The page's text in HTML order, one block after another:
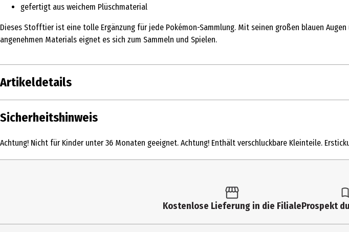
gefertigt aus weichem Plüschmaterial
Dieses Stofftier ist eine tolle Ergänzung für jede Pokémon-Sammlung. Mit seinen großen blauen
angenehmen Materials eignet es sich zum Sammeln und Spielen.
Artikeldetails
Inhalt
Sicherheitshinweis
Achtung! Nicht für Kinder unter 36 Monaten geeignet. Achtung! Enthält verschluckbare Kleinteile.
Kostenlose Lieferung in die FilialeProspekt